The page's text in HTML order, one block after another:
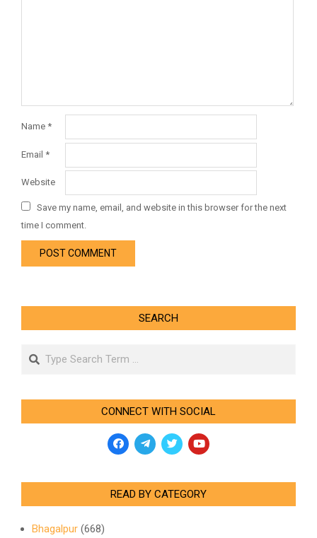
Name *
Email *
Website
Save my name, email, and website in this browser for the next
time I comment.
SEARCH
Search
CONNECT WITH SOCIAL
READ BY CATEGORY
Bhagalpur (668)